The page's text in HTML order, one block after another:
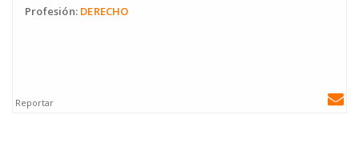
Profesión: DERECHO
Reportar